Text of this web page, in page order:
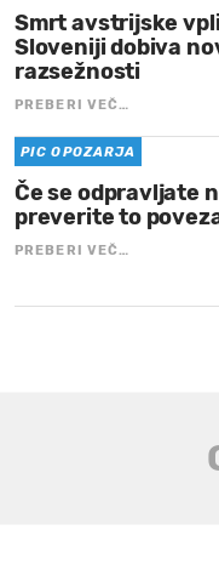
Smrt avstrijske
Sloveniji dobiva
razsežnosti
PREBERI VEČ…
PIC OPOZARJA
Če se odpravljate
preverite to
PREBERI VEČ…